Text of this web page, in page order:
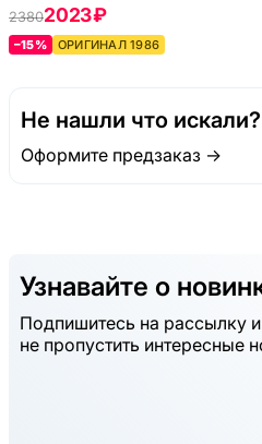
23802023 ₽
–15% ОРИГИНАЛ 1986
Не нашли что искали?
Оформите предзаказ →
Узнавайте о
Подпишитесь на рассылку
не пропустить интересные